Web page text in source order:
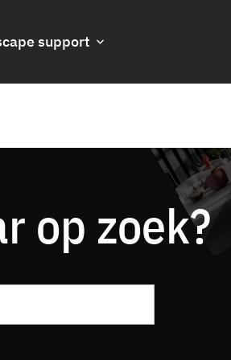
support
op zoek?